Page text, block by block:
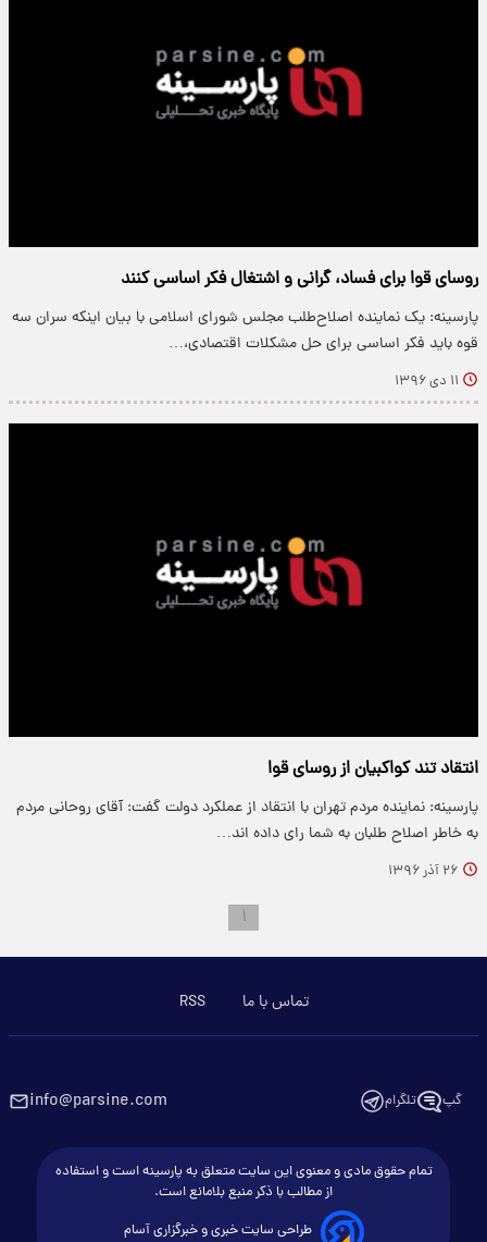
روسای قوا برای فساد، گرانی و اشتغال فکر اساسی کنند
پارسینه: یک نماینده اصلاح‌طلب مجلس شورای اسلامی با بیان اینکه سران سه
قوه باید فکر اساسی برای حل مشکلات اقتصادی،…
۱۱ دی ۱۳۹۶
انتقاد تند کواکبیان از روسای قوا
پارسینه: نماینده مردم تهران با انتقاد از عملکرد دولت گفت: آقای روحانی مردم
به خاطر اصلاح طلبان به شما رای داده اند…
۲۶ آذر ۱۳۹۶
۱
تماس با ما RSS
گپ تلگرام info@parsine.com
تمام حقوق مادی و معنوی این سایت متعلق به پارسینه است و استفاده
از مطالب با ذکر منبع بلامانع است.
طراحی سایت خبری و خبرگزاری آسام